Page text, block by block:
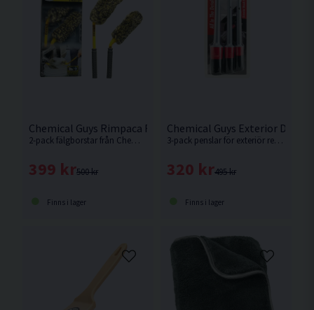
Chemical Guys Rimpaca Reach Around 2-pack Fälgborste
2-pack fälgborstar från Chemical Guys i olika storlek.
500 kr
399 kr
Finns i lager
Chemical Guys Exterior
3-pack penslar för exteriör rengöring från Chemical Guys
495 kr
320 kr
Finns i lager